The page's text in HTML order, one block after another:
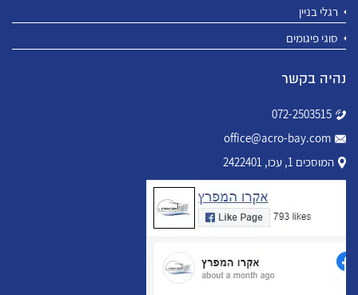
רגלי בניין
סוגי פיגומים
נהיה בקשר
072-2503515
office@acro-bay.com
המוסכים 1, עכו, 2422401